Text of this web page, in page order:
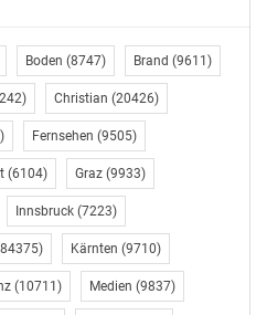
Europaministerin
Karoline Edtstadler
(ÖVP) im Ö1-„Journal zu
Gast“ am 6.2.
Februar 5, 2021
In "Politik"
Boden (8747) Brand (9611)
Christian (20426)
Fernsehen (9505)
(6104) Graz (9933)
Innsbruck (7223)
Kärnten (9710)
(10711) Medien (9837)